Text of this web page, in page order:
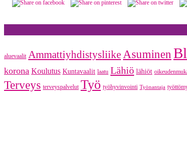
aluevaalit AmmattiyhdistysliikeAsuminen
korona Koulutus Kuntavaalit laatu Lähiö lähiöt
Terveys terveyspalvelut Työ työhyvinvointi Työnantaja